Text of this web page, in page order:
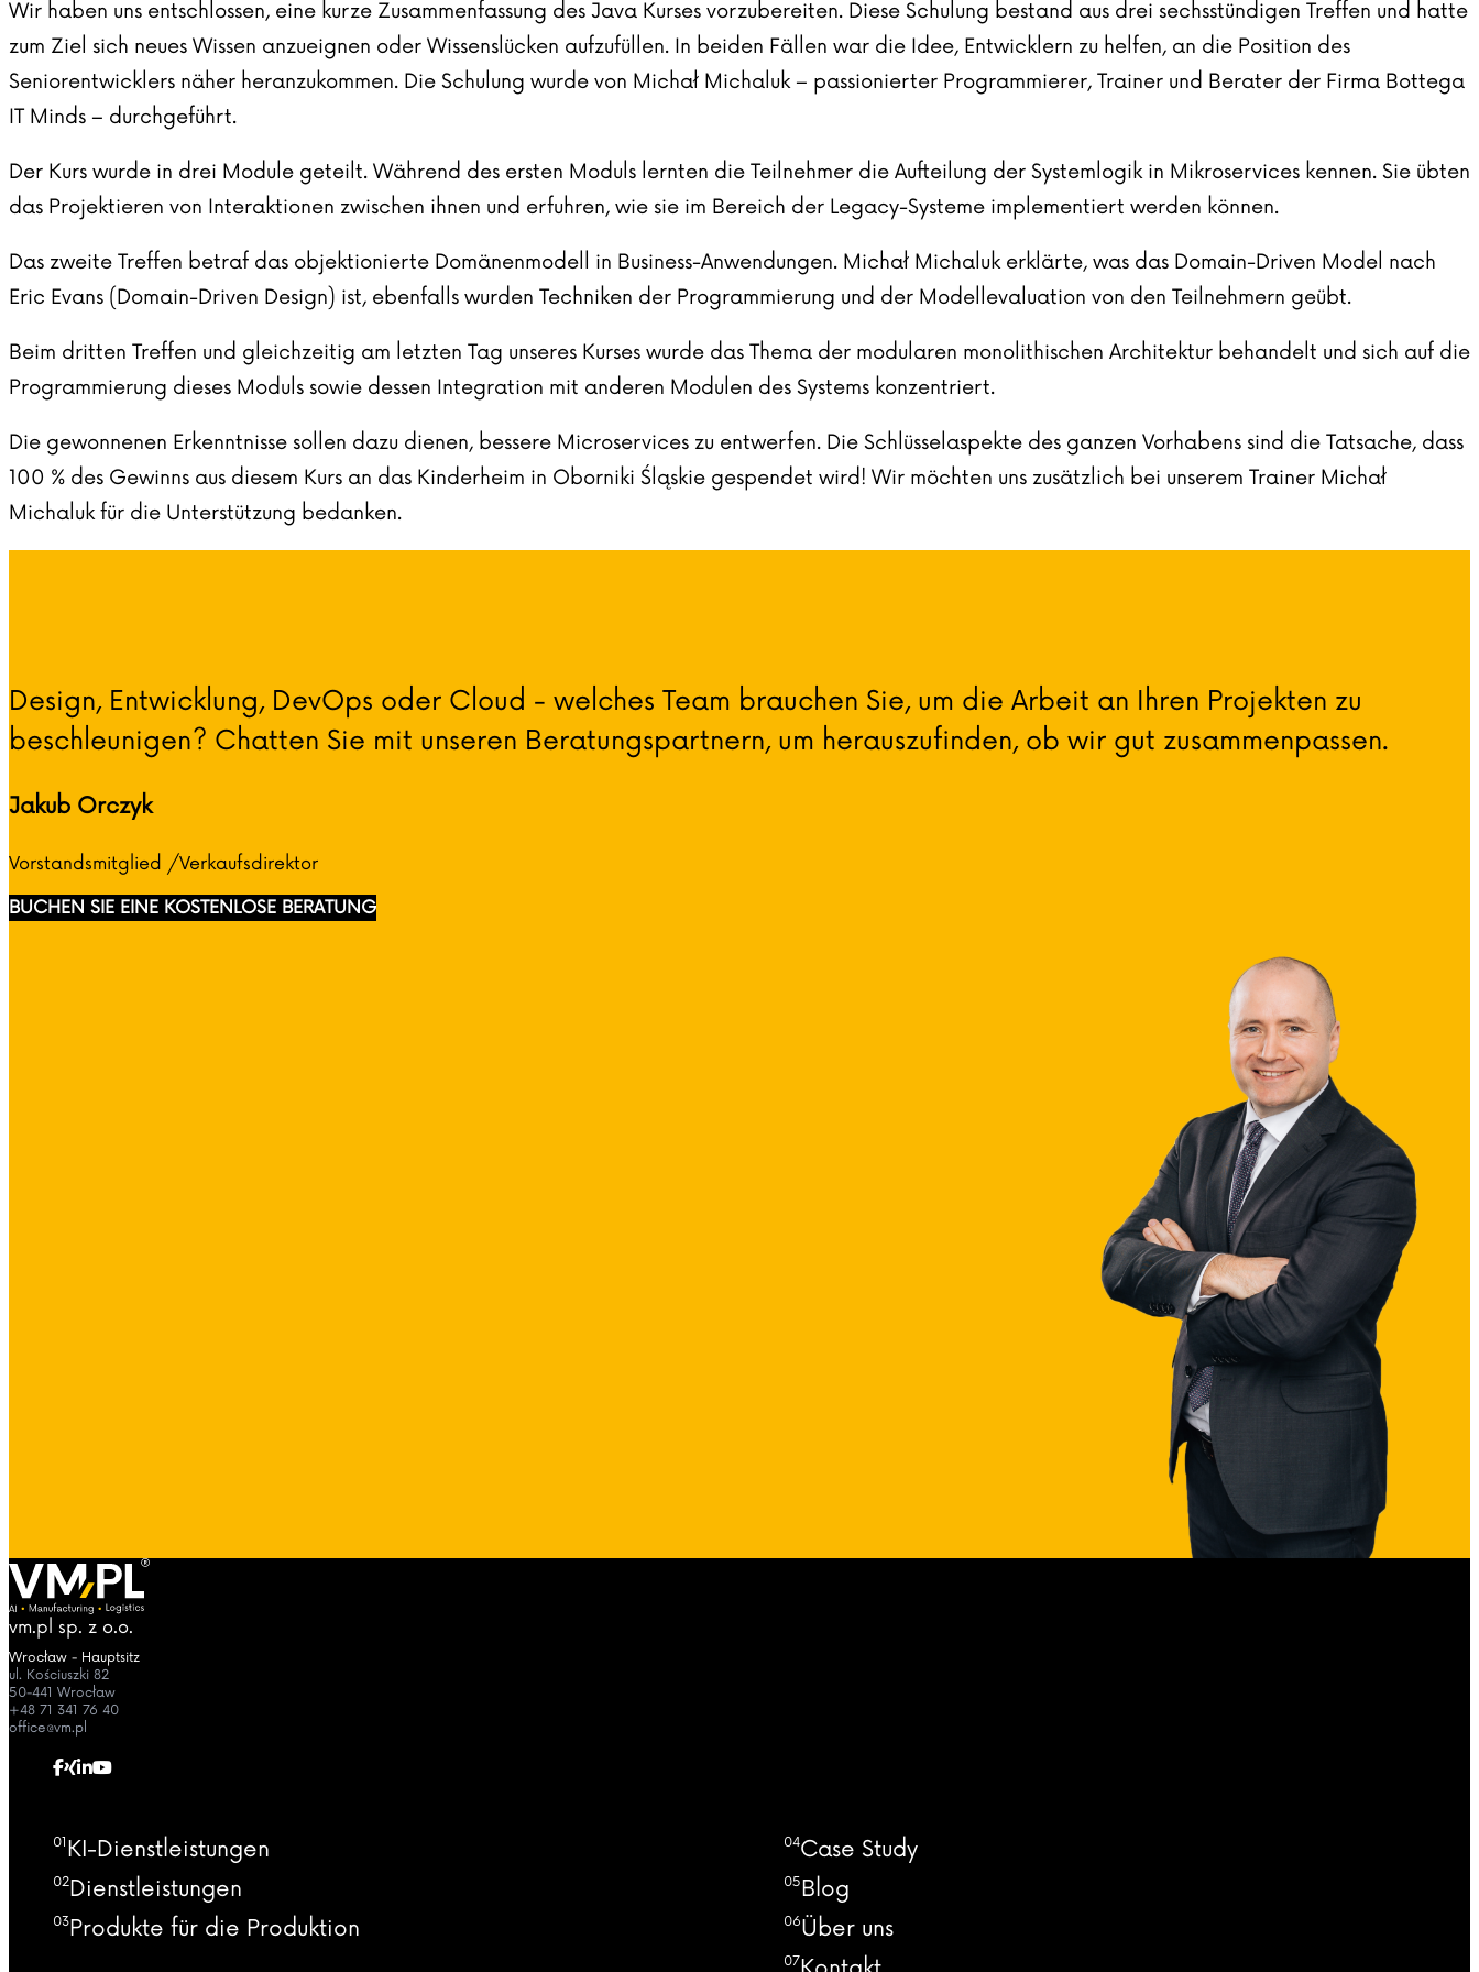
Wir haben uns entschlossen, eine kurze Zusammenfassung des Java Kurses vorzubereiten. Diese Schulung bestand aus drei sechsstündigen Treffen und hatte
zum Ziel sich neues Wissen anzueignen oder Wissenslücken aufzufüllen. In beiden Fällen war die Idee, Entwicklern zu helfen, an die Position des
Seniorentwicklers näher heranzukommen. Die Schulung wurde von Michał Michaluk– passionierter Programmierer, Trainer und Berater der Firma Bottega
IT Minds – durchgeführt.
Der Kurs wurde in drei Module geteilt. Während des ersten Moduls lernten die Teilnehmer die Aufteilung der Systemlogik in Mikroservices kennen. Sie übten
das Projektieren von Interaktionen zwischen ihnen und erfuhren, wie sie im Bereich der Legacy-Systeme implementiert werden können.
Das zweite Treffen betraf das objektionierte Domänenmodell in Business-Anwendungen. Michał Michaluk erklärte, was das Domain-Driven Model nach
Eric Evans (Domain-Driven Design) ist, ebenfalls wurden Techniken der Programmierung und der Modellevaluation von den Teilnehmern geübt.
Beim dritten Treffen und gleichzeitig am letzten Tag unseres Kurses wurde das Thema der modularen monolithischen Architektur behandelt und sich auf die
Programmierung dieses Moduls sowie dessen Integration mit anderen Modulen des Systems konzentriert.
Die gewonnenen Erkenntnisse sollen dazu dienen, bessere Microservices zu entwerfen. Die Schlüsselaspekte des ganzen Vorhabens sind die Tatsache, dass
100 % des Gewinns aus diesem Kurs an das Kinderheim in Oborniki Śląskie gespendet wird! Wir möchten uns zusätzlich bei unserem Trainer Michał
Michaluk für die Unterstützung bedanken.
Design, Entwicklung, DevOps oder Cloud - welches Team brauchen Sie, um die Arbeit an Ihren Projekten zu
beschleunigen? Chatten Sie mit unseren Beratungspartnern, um herauszufinden, ob wir gut zusammenpassen.
Jakub Orczyk
Vorstandsmitglied /Verkaufsdirektor
BUCHEN SIE EINE KOSTENLOSE BERATUNG
vm.pl sp. z o.o.
Wrocław - Hauptsitz
ul. Kościuszki 82
50-441 Wrocław
+48 71 341 76 40
office@vm.pl
01 KI-Dienstleistungen
02Dienstleistungen
03Produkte für die Produktion
04Case Study
05Blog
06Über uns
07